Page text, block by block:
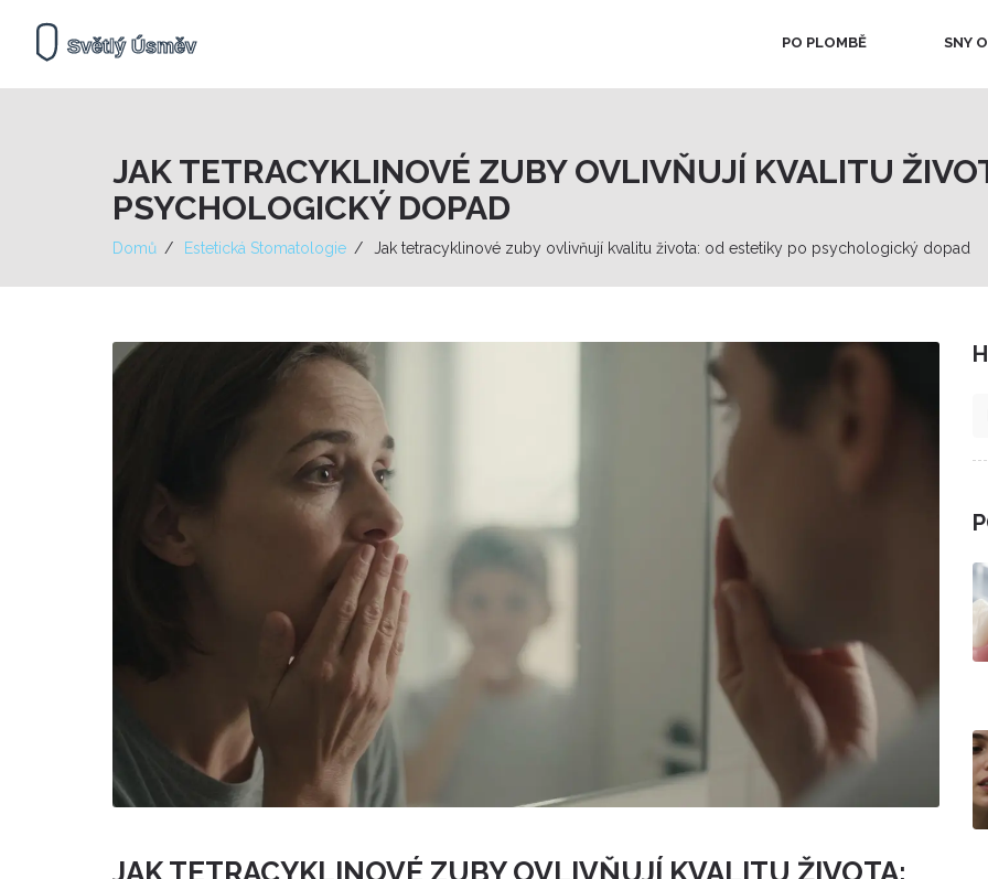
PO PLOMBĚ SNY
JAK TETRACYKLINOVÉ ZUBY OVLIVŇUJÍ KVALITU
PSYCHOLOGICKÝ DOPAD
Domů Estetická Stomatologie Jak tetracyklinové zuby ovlivňují kvalitu života: od estetiky po psychologický dopad
JAK TETRACYKLINOVÉ ZUBY OVLIVŇUJÍ KVALITU ŽIVOTA: